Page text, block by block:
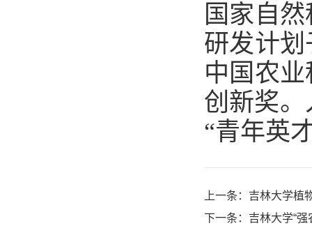
国家自
研发计
中国农
创新奖。
“青年英
上一条： 吉林大学植
下一条： 吉林大学“